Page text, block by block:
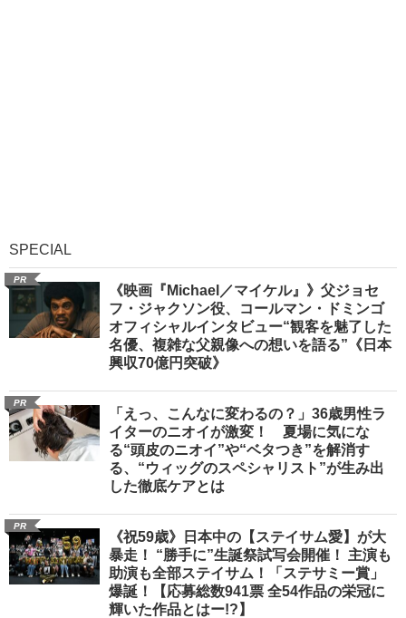
SPECIAL
PR
《映画『Michael／マイケル』》父ジョセ
フ・ジャクソン役、コールマン・ドミンゴ
オフィシャルインタビュー“観客を魅了した
名優、複雑な父親像への想いを語る”《日本
興収70億円突破》
PR
「えっ、こんなに変わるの？」36歳男性ラ
イターのニオイが激変！ 夏場に気にな
る“頭皮のニオイ”や“ベタつき”を解消す
る、“ウィッグのスペシャリスト”が生み出
した徹底ケアとは
PR
《祝59歳》日本中の【ステイサム愛】が大
暴走！ “勝手に”生誕祭試写会開催！ 主演も
助演も全部ステイサム！「ステサミー賞」
爆誕！【応募総数941票 全54作品の栄冠に
輝いた作品とはー!?】